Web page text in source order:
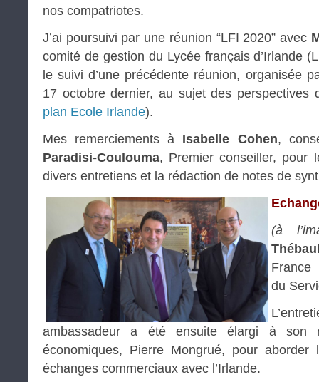
nos compatriotes.
J’ai poursuivi par une réunion “LFI 2020” avec
comité de gestion du Lycée français d’Irlande
le suivi d’une précédente réunion, organisée
17 octobre dernier, au sujet des
plan Ecole Irlande).
Mes remerciements à Isabelle Cohen,
Paradisi-Coulouma, Premier conseiller, pour
divers entretiens et la rédaction de notes de
(à
du
ambassadeur a été ensuite élargi à son
économiques, Pierre Mongrué, pour aborder
échanges commerciaux avec l’Irlande.